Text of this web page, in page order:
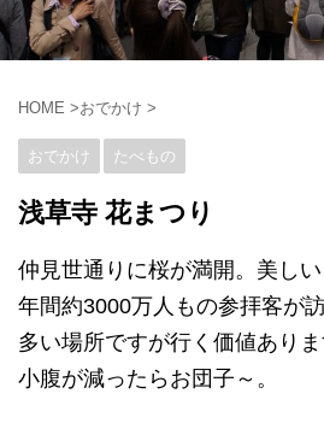
HOME >おでかけ >
おでかけ たべもの
浅草寺 花まつり
仲見世通りに桜が満開。美しい
年間約3000万人もの参拝客が
多い場所ですが行く価値ありま
小腹が減ったらお団子～。